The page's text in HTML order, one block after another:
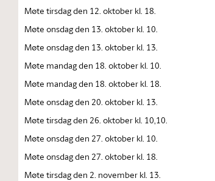
Møte tirsdag den 12. oktober kl. 18.
Møte onsdag den 13. oktober kl. 10.
Møte onsdag den 13. oktober kl. 13.
Møte mandag den 18. oktober kl. 10.
Møte mandag den 18. oktober kl. 18.
Møte onsdag den 20. oktober kl. 13.
Møte tirsdag den 26. oktober kl. 10,10.
Møte onsdag den 27. oktober kl. 10.
Møte onsdag den 27. oktober kl. 18.
Møte tirsdag den 2. november kl. 13.